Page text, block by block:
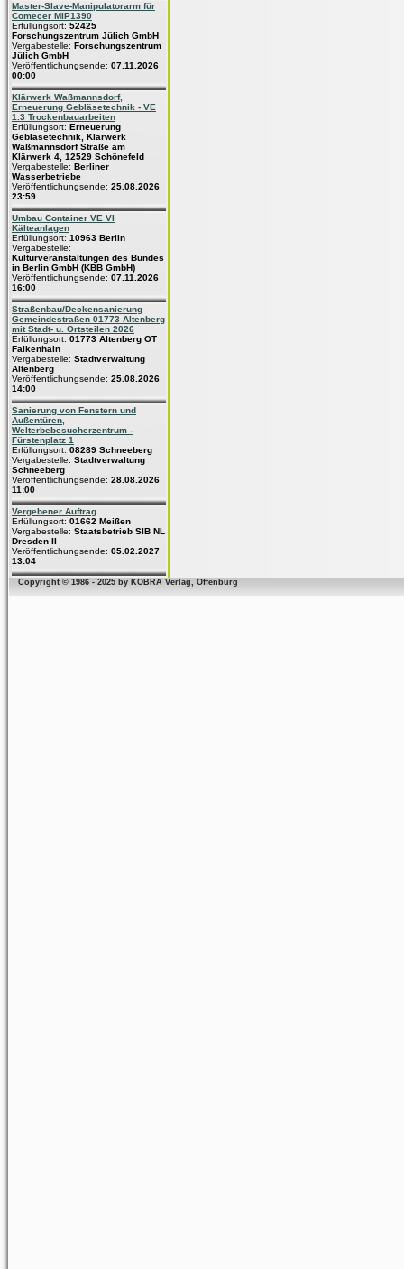
Master-Slave-Manipulatorarm für
Comecer MIP1390
Erfüllungsort: 52425
Forschungszentrum Jülich GmbH
Vergabestelle: Forschungszentrum
Jülich GmbH
Veröffentlichungsende: 07.11.2026
00:00
Klärwerk Waßmannsdorf,
Erneuerung Gebläsetechnik - VE
1.3 Trockenbauarbeiten
Erfüllungsort: Erneuerung
Gebläsetechnik, Klärwerk
Waßmannsdorf Straße am
Klärwerk 4, 12529 Schönefeld
Vergabestelle: Berliner
Wasserbetriebe
Veröffentlichungsende: 25.08.2026
23:59
Umbau Container VE VI
Kälteanlagen
Erfüllungsort: 10963 Berlin
Vergabestelle:
Kulturveranstaltungen des Bundes
in Berlin GmbH (KBB GmbH)
Veröffentlichungsende: 07.11.2026
16:00
Straßenbau/Deckensanierung
Gemeindestraßen 01773 Altenberg
mit Stadt- u. Ortsteilen 2026
Erfüllungsort: 01773 Altenberg OT
Falkenhain
Vergabestelle: Stadtverwaltung
Altenberg
Veröffentlichungsende: 25.08.2026
14:00
Sanierung von Fenstern und
Außentüren,
Welterbebesucherzentrum -
Fürstenplatz 1
Erfüllungsort: 08289 Schneeberg
Vergabestelle: Stadtverwaltung
Schneeberg
Veröffentlichungsende: 28.08.2026
11:00
Vergebener Auftrag
Erfüllungsort: 01662 Meißen
Vergabestelle: Staatsbetrieb SIB NL
Dresden II
Veröffentlichungsende: 05.02.2027
13:04
Copyright © 1986 - 2025 by KOBRA Verlag, Offenburg